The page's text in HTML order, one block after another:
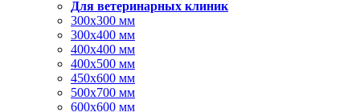
Для ветеринарных клиник
300х300 мм
300х400 мм
400х400 мм
400х500 мм
450х600 мм
500х700 мм
600х600 мм